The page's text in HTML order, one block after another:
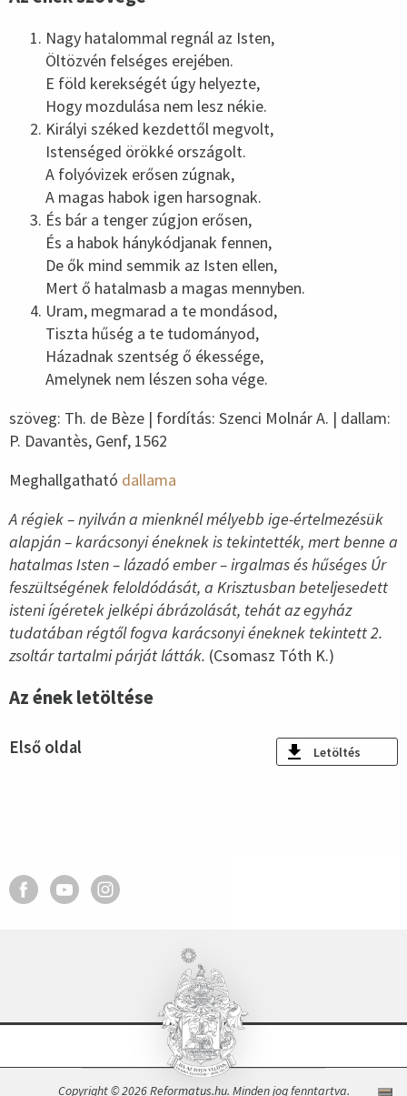
Nagy hatalommal regnál az Isten,
Öltözvén felséges erejében.
E föld kerekségét úgy helyezte,
Hogy mozdulása nem lesz nékie.
Királyi széked kezdettől megvolt,
Istenséged örökké országolt.
A folyóvizek erősen zúgnak,
A magas habok igen harsognak.
És bár a tenger zúgjon erősen,
És a habok hánykódjanak fennen,
De ők mind semmik az Isten ellen,
Mert ő hatalmasb a magas mennyben.
Uram, megmarad a te mondásod,
Tiszta hűség a te tudományod,
Házadnak szentség ő ékessége,
Amelynek nem lészen soha vége.
szöveg: Th. de Bèze | fordítás: Szenci Molnár A. | dallam:
P. Davantès, Genf, 1562
Meghallgatható dallama
A régiek – nyilván a mienknél mélyebb ige-értelmezésük
alapján – karácsonyi éneknek is tekintették, mert benne a
hatalmas Isten – lázadó ember – irgalmas és hűséges Úr
feszültségének feloldódását, a Krisztusban beteljesedett
isteni ígéretek jelképi ábrázolását, tehát az egyház
tudatában régtől fogva karácsonyi éneknek tekintett 2.
zsoltár tartalmi párját látták. (Csomasz Tóth K.)
Az ének letöltése
Első oldal Letöltés
Copyright © 2026 Reformatus.hu. Minden jog fenntartva.